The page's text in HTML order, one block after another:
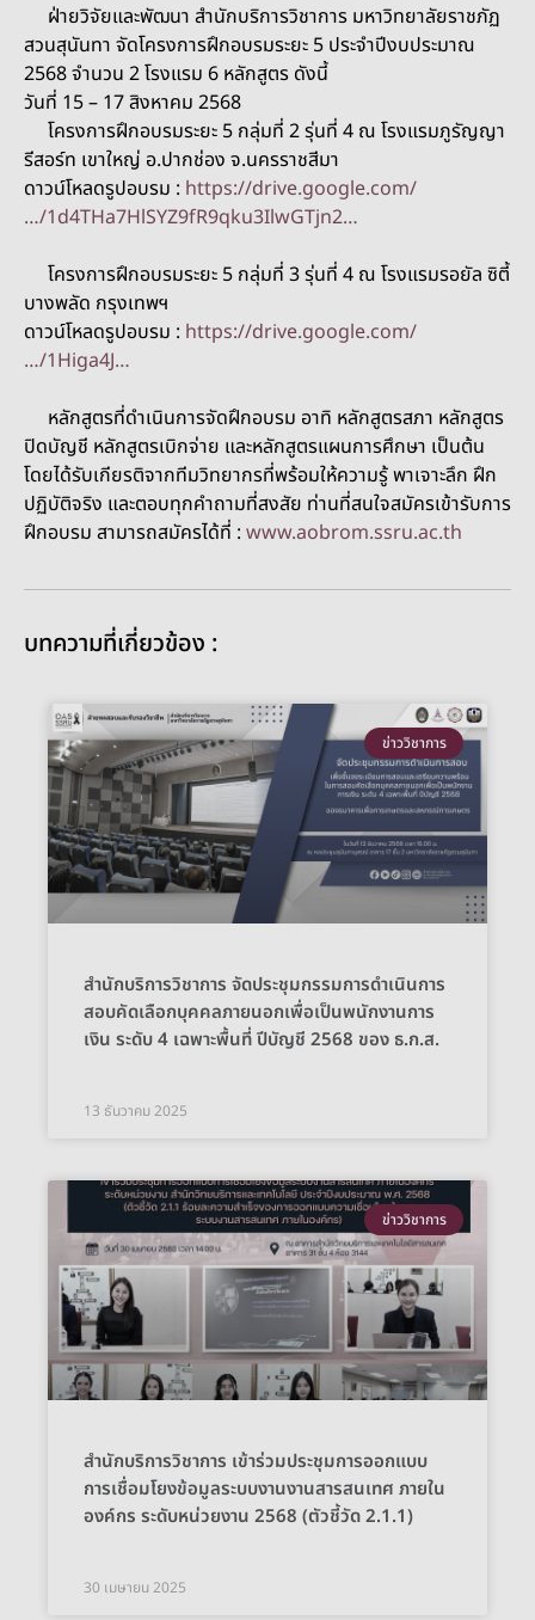
ฝ่ายวิจัยและพัฒนา สำนักบริการวิชาการ มหาวิทยาลัยราชภัฏ
สวนสุนันทา จัดโครงการฝึกอบรมระยะ 5 ประจำปีงบประมาณ
2568 จำนวน 2 โรงแรม 6 หลักสูตร ดังนี้
วันที่ 15 – 17 สิงหาคม 2568
โครงการฝึกอบรมระยะ 5 กลุ่มที่ 2 รุ่นที่ 4 ณ โรงแรมภูรัญญา
รีสอร์ท เขาใหญ่ อ.ปากช่อง จ.นครราชสีมา
ดาวน์โหลดรูปอบรม : https://drive.google.com/
…/1d4THa7HlSYZ9fR9qku3IlwGTjn2…
โครงการฝึกอบรมระยะ 5 กลุ่มที่ 3 รุ่นที่ 4 ณ โรงแรมรอยัล ซิตี้
บางพลัด กรุงเทพฯ
ดาวน์โหลดรูปอบรม : https://drive.google.com/
…/1Higa4J…
หลักสูตรที่ดำเนินการจัดฝึกอบรม อาทิ หลักสูตรสภา หลักสูตร
ปิดบัญชี หลักสูตรเบิกจ่าย และหลักสูตรแผนการศึกษา เป็นต้น
โดยได้รับเกียรติจากทีมวิทยากรที่พร้อมให้ความรู้ พาเจาะลึก ฝึก
ปฏิบัติจริง และตอบทุกคำถามที่สงสัย ท่านที่สนใจสมัครเข้ารับการ
ฝึกอบรม สามารถสมัครได้ที่ : www.aobrom.ssru.ac.th
บทความที่เกี่ยวข้อง :
ข่าววิชาการ
สำนักบริการวิชาการ จัดประชุมกรรมการดำเนินการ
สอบคัดเลือกบุคคลภายนอกเพื่อเป็นพนักงานการ
เงิน ระดับ 4 เฉพาะพื้นที่ ปีบัญชี 2568 ของ ธ.ก.ส.
13 ธันวาคม 2025
ข่าววิชาการ
สำนักบริการวิชาการ เข้าร่วมประชุมการออกแบบ
การเชื่อมโยงข้อมูลระบบงานงานสารสนเทศ ภายใน
องค์กร ระดับหน่วยงาน 2568 (ตัวชี้วัด 2.1.1)
30 เมษายน 2025